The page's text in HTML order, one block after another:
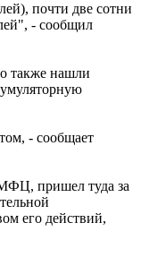
почти две сотни
- сообщил
также нашли
- сообщает
пришел туда за
его действий,